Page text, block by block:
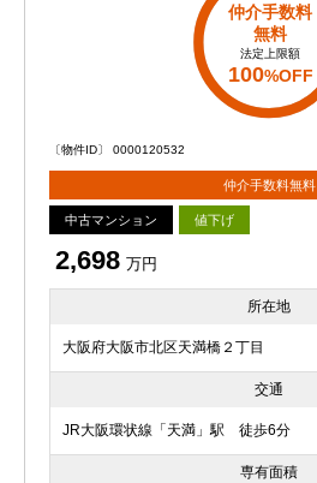
仲介手数料
無料
法定上限額
100%OFF
〔物件ID〕 0000120532
仲介手数料無料
中古マンション 値下げ
2,698 万円
所在地
大阪府大阪市北区天満橋２丁目
交通
JR大阪環状線「天満」駅 徒歩6分
専有面積